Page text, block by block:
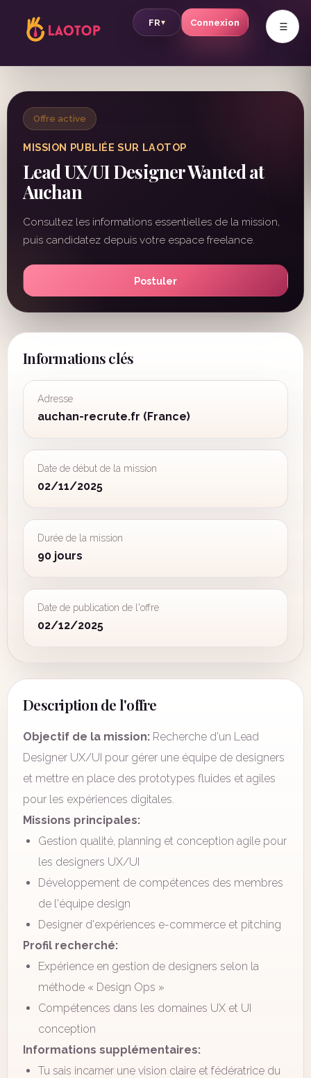
FR▾ Connexion v
Offre active
MISSION PUBLIÉE SUR LAOTOP
Lead UX/UI Designer Wanted at
Auchan
Consultez les informations essentielles de la mission,
puis candidatez depuis votre espace freelance.
Postuler
Informations clés
Adresse
auchan-recrute.fr (France)
Date de début de la mission
02/11/2025
Durée de la mission
90 jours
Date de publication de l'offre
02/12/2025
Description de l'offre
Objectif de la mission: Recherche d'un Lead
Designer UX/UI pour gérer une équipe de designers
et mettre en place des prototypes fluides et agiles
pour les expériences digitales.
Missions principales:
Gestion qualité, planning et conception agile pour
les designers UX/UI
Développement de compétences des membres
de l'équipe design
Designer d'expériences e-commerce et pitching
Profil recherché:
Expérience en gestion de designers selon la
méthode « Design Ops »
Compétences dans les domaines UX et UI
conception
Informations supplémentaires:
Tu sais incarner une vision claire et fédératrice du